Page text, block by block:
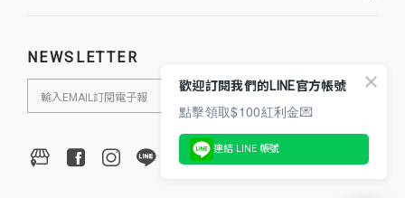
NEWSLETTER
歡迎訂閱我們的LINE官方帳號
點擊領取$100紅利金💌
連結 LINE 帳號